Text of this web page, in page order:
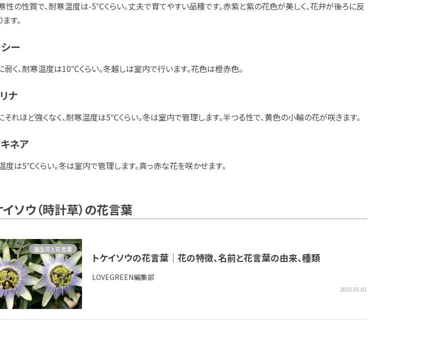
性の性質で、耐寒温度は-5℃くらい。丈夫で育てやすい品種です。赤紫と紫の花色が美しく、花弁が後ろに反
す。
ー
弱く、耐寒温度は10℃くらい。冬越しは室内で行います。花色は橙赤色。
ナ
それほど強くなく、耐寒温度は5℃くらい。冬は室内で管理します。半つる性で、黄色の小輪の花が咲きます。
ネア
度は5℃くらい。冬は室内で管理します。真っ赤な花を咲かせます。
ソウ（時計草）の花言葉
トケイソウの花言葉｜花の特徴、名前と花言葉の由来、種類
LOVEGREEN編集部
2025.05.01
誕生花と花言葉